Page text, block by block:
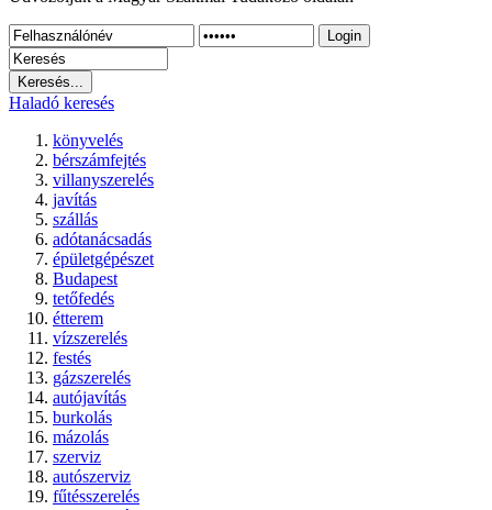
Login
Haladó keresés
könyvelés
bérszámfejtés
villanyszerelés
javítás
szállás
adótanácsadás
épületgépészet
Budapest
tetőfedés
étterem
vízszerelés
festés
gázszerelés
autójavítás
burkolás
mázolás
szerviz
autószerviz
fűtésszerelés